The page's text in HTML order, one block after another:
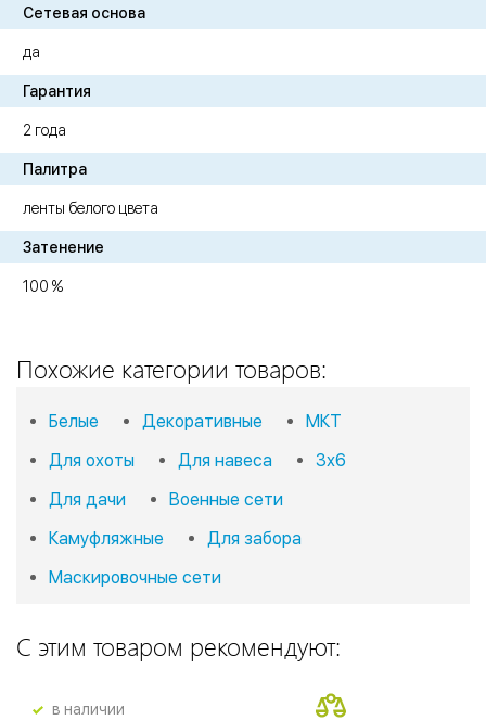
Сетевая основа
да
Гарантия
2 года
Палитра
ленты белого цвета
Затенение
100 %
Похожие категории товаров:
Белые Декоративные
МКТ
Для охоты
Для навеса
3х6
Для дачи
Военные сети
Камуфляжные
Для забора
Маскировочные сети
С этим товаром рекомендуют:
в наличии